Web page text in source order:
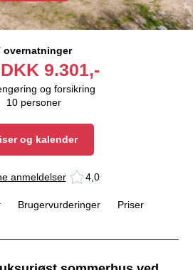
overnatninger
DKK 9.301,-
og forsikring
10 personer
og kalender
anmeldelser 4,0
Brugervurderinger
Priser